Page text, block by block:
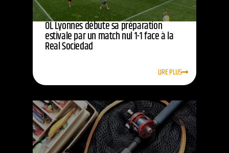
OL Lyonnes débute sa préparation
estivale par un match nul 1-1 face à la
Real Sociedad
LIRE PLUS